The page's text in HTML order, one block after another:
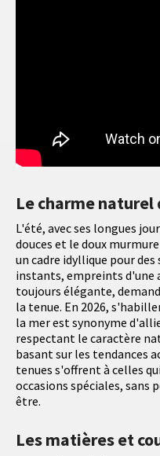
Le charme naturel
L'été, avec ses longues
douces et le doux
un cadre idyllique pour des
instants, empreints d'une
toujours élégante,
la tenue. En 2026,
la mer est synonyme
respectant le caractère
basant sur les tendances
tenues s'offrent à celles
occasions spéciales, sans
être.
Les matières et